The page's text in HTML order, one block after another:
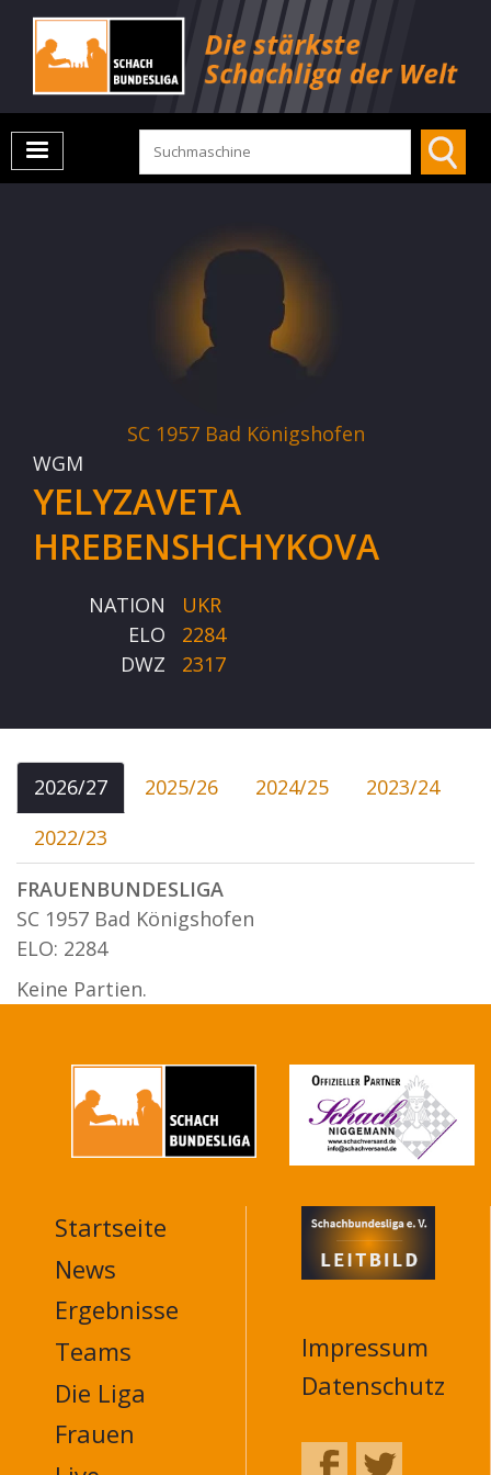
SC 1957 Bad Königshofen
WGM
YELYZAVETA
HREBENSHCHYKOVA
NATION
UKR
ELO
2284
DWZ
2317
2026/27 2025/26 2024/25
2023/24
2022/23
FRAUENBUNDESLIGA
SC 1957 Bad Königshofen
ELO: 2284
Keine Partien.
MAIN
NAVIGATION
FOOTER
Startseite
News
Ergebnisse
Teams
Die Liga
Frauen
Impressum
Datenschutz